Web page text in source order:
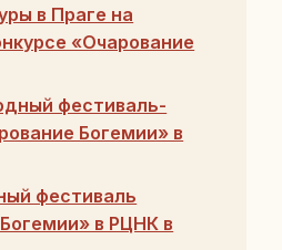
в Праге на
«Очарование
фестиваль-
Богемии» в
фестиваль
в РЦНК в